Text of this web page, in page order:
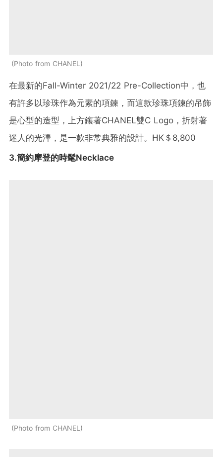
Photo from CHANEL
在最新的Fall-Winter 2021/22 Pre-Collection中，也
有許多以珍珠作為元素的項鍊，而這款珍珠項鍊的吊飾
是心型的造型，上方鑲著CHANEL雙C Logo，折射著
迷人的光澤，是一款非常典雅的設計。HK＄8,800
3.簡約摩登的時髦Necklace
Photo from CHANEL